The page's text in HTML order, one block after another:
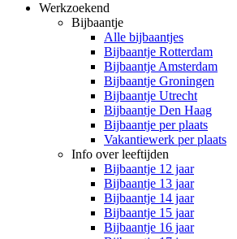
Werkzoekend
Bijbaantje
Alle bijbaantjes
Bijbaantje Rotterdam
Bijbaantje Amsterdam
Bijbaantje Groningen
Bijbaantje Utrecht
Bijbaantje Den Haag
Bijbaantje per plaats
Vakantiewerk per plaats
Info over leeftijden
Bijbaantje 12 jaar
Bijbaantje 13 jaar
Bijbaantje 14 jaar
Bijbaantje 15 jaar
Bijbaantje 16 jaar